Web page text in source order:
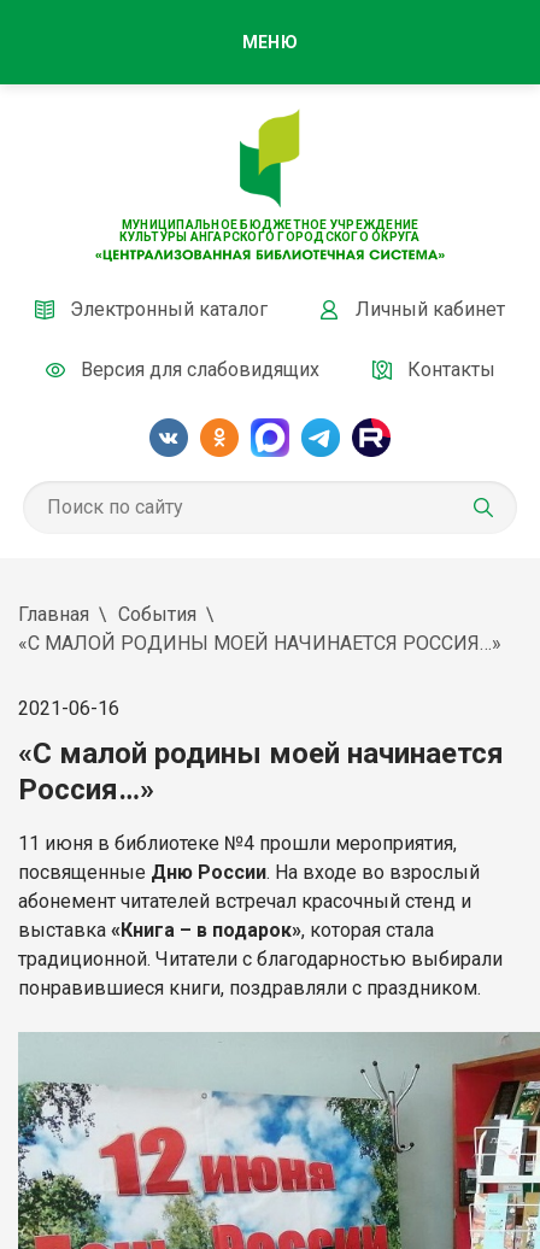
МУНИЦИПАЛЬНОЕ БЮДЖЕТНОЕ УЧРЕЖДЕНИЕ
КУЛЬТУРЫ АНГАРСКОГО ГОРОДСКОГО ОКРУГА
Электронный каталог Личный кабинет
Версия для слабовидящих Контакты
МЕНЮ
Главная
События
«С МАЛОЙ РОДИНЫ МОЕЙ НАЧИНАЕТСЯ РОССИЯ…»
2021-06-16
«С малой родины моей начинается
Россия…»
11 июня в библиотеке №4 прошли мероприятия,
посвященные Дню России. На входе во взрослый
абонемент читателей встречал красочный стенд и
выставка «Книга – в подарок», которая стала
традиционной. Читатели с благодарностью выбирали
понравившиеся книги, поздравляли с праздником.